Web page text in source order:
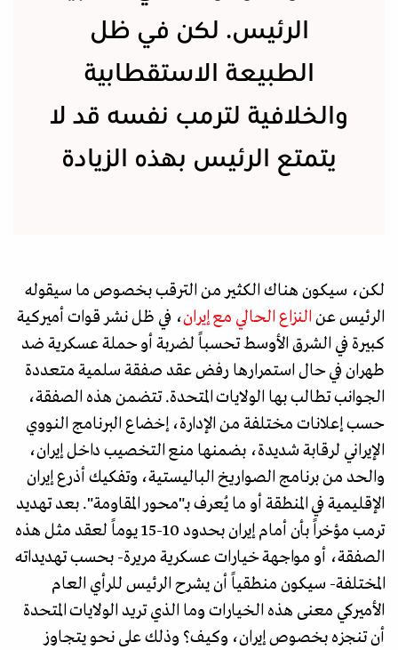
الرئيس. لكن في ظل
الطبيعة الاستقطابية
والخلافية لترمب نفسه قد لا
يتمتع الرئيس بهذه الزيادة
لكن، سيكون هناك الكثير من الترقب بخصوص ما سيقوله
الرئيس عن النزاع الحالي مع إيران، في ظل نشر قوات أميركية
كبيرة في الشرق الأوسط تحسباً لضربة أو حملة عسكرية ضد
طهران في حال استمرارها رفض عقد صفقة سلمية متعددة
الجوانب تطالب بها الولايات المتحدة. تتضمن هذه الصفقة،
حسب إعلانات مختلفة من الإدارة، إخضاع البرنامج النووي
الإيراني لرقابة شديدة، بضمنها منع التخصيب داخل إيران،
والحد من برنامج الصواريخ الباليستية، وتفكيك أذرع إيران
الإقليمية في المنطقة أو ما يُعرف بـ"محور المقاومة". بعد تهديد
ترمب مؤخراً بأن أمام إيران بحدود 10-15 يوماً لعقد مثل هذه
الصفقة، أو مواجهة خيارات عسكرية مريرة- بحسب تهديداته
المختلفة- سيكون منطقياً أن يشرح الرئيس للرأي العام
الأميركي معنى هذه الخيارات وما الذي تريد الولايات المتحدة
أن تنجزه بخصوص إيران، وكيف؟ وذلك على نحو يتجاوز